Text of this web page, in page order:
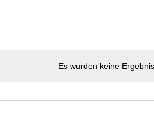
Es wurden keine